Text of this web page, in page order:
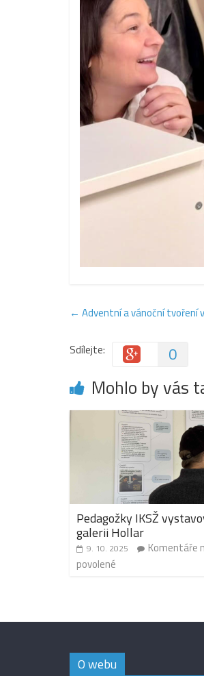
← Adventní a vánoční tvoření
Sdílejte: 0
Mohlo by vás
Pedagožky IKSŽ
galerii Hollar
9. 10. 2025
Komentáře
povolené
O webu